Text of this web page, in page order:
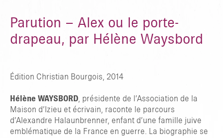
TAPER ENTRER POUR RECHERCHER OU ESC POUR FERMER
Parution – Alex ou le porte-
drapeau, par Hélène Waysbord
Édition Christian Bourgois, 2014
Hélène WAYSBORD, présidente de l’Association de la
Maison d’Izieu et écrivain, raconte le parcours
d’Alexandre Halaunbrenner, enfant d’une famille juive
emblématique de la France en guerre. La biographie se